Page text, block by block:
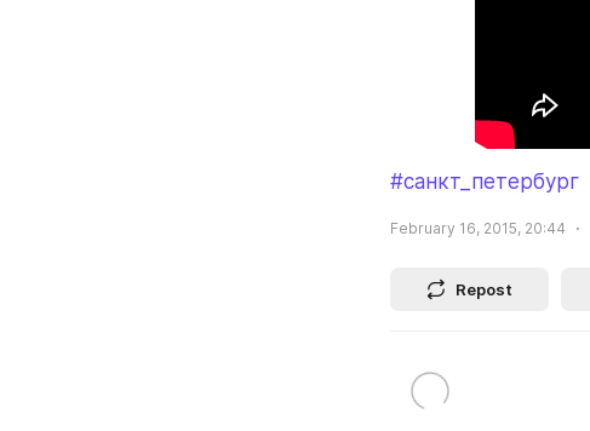
#санкт_петербург
February 16, 2015, 20:44
Repost